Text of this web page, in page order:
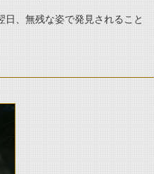
日、無残な姿で発見されること